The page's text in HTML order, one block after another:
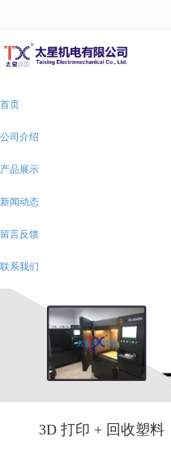
首页
公司介绍
产品展示
新闻动态
留言反馈
联系我们
3D 打印 + 回收塑料